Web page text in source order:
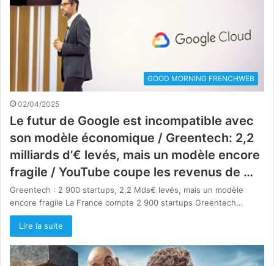
GOOD MORNING FRENCHWEB
02/04/2025
Le futur de Google est incompatible avec
son modèle économique / Greentech: 2,2
milliards d’€ levés, mais un modèle encore
fragile / YouTube coupe les revenus de …
Greentech : 2 900 startups, 2,2 Mds€ levés, mais un modèle
encore fragile La France compte 2 900 startups Greentech…
Lire la suite